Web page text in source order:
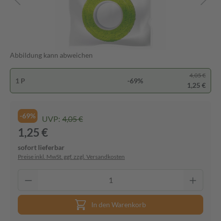
Abbildung kann abweichen
1 P -69%
4,05 €
1,25 €
-69% UVP: 4,05 €
1,25 €
sofort lieferbar
Preise inkl. MwSt. ggf. zzgl. Versandkosten
In den Warenkorb